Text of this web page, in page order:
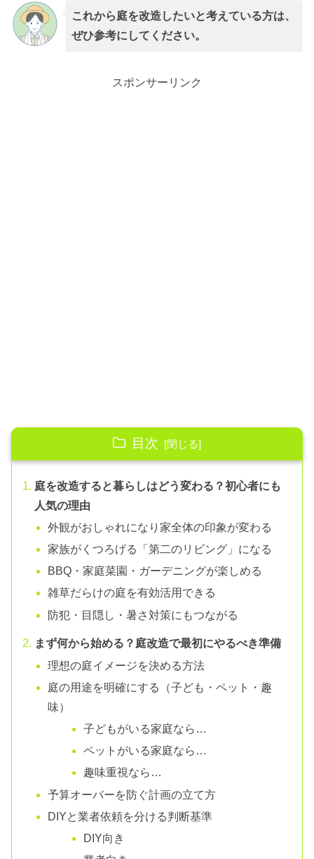
これから庭を改造したいと考えている方は、
ぜひ参考にしてください。
スポンサーリンク
目次
庭を改造すると暮らしはどう変わる？初心者にも
人気の理由
外観がおしゃれになり家全体の印象が変わる
家族がくつろげる「第二のリビング」になる
BBQ・家庭菜園・ガーデニングが楽しめる
雑草だらけの庭を有効活用できる
防犯・目隠し・暑さ対策にもつながる
まず何から始める？庭改造で最初にやるべき準備
理想の庭イメージを決める方法
庭の用途を明確にする（子ども・ペット・趣
味）
子どもがいる家庭なら…
ペットがいる家庭なら…
趣味重視なら…
予算オーバーを防ぐ計画の立て方
DIYと業者依頼を分ける判断基準
DIY向き